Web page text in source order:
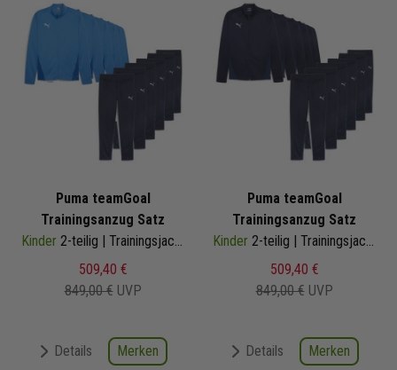
Puma teamGoal
Trainingsanzug Satz
Kinder 2-teilig | Trainingsjacke Trainingshose
509,40 €
849,00 € UVP
Details Merken
Puma teamGoal
Trainingsanzug Satz
Kinder 2-teilig | Trainingsjacke Trainingshose
509,40 €
849,00 € UVP
Details Merken